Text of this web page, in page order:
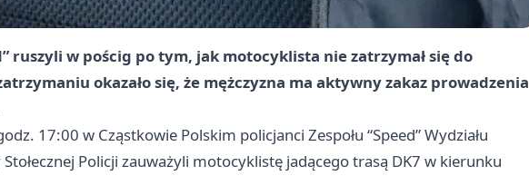
ruszyli w pościg po tym, jak motocyklista nie zatrzymał się do
okazało się, że mężczyzna ma aktywny zakaz prowadzenia
17:00 w Cząstkowie Polskim policjanci Zespołu “Speed” Wydziału
Policji zauważyli motocyklistę jadącego trasą DK7 w kierunku